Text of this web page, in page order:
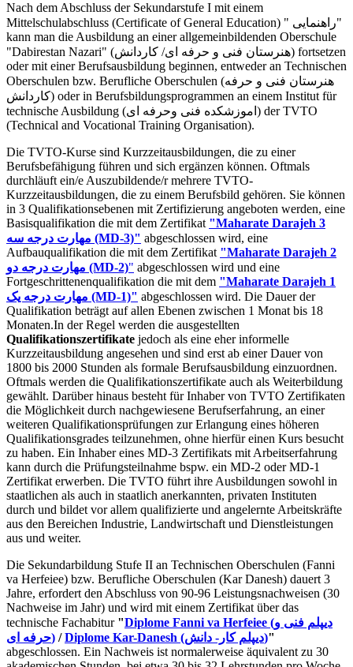
Nach dem Abschluss der Sekundarstufe I mit einem
Mittelschulabschluss (Certificate of General Education) " راهنمایی"
kann man die Ausbildung an einer allgemeinbildenden Oberschule
"Dabirestan Nazari" (هنرستان فنی و حرفه ای/ کاردانش) fortsetzen
oder mit einer Berufsausbildung beginnen, entweder an Technischen
Oberschulen bzw. Berufliche Oberschulen (هنرستان فنی و حرفه
کاردانش) oder in Berufsbildungsprogrammen an einem Institut für
technische Ausbildung (اموزشکده فنی وحرفه ای) der TVTO
(Technical and Vocational Training Organisation).
Die TVTO-Kurse sind Kurzzeitausbildungen, die zu einer
Berufsbefähigung führen und sich ergänzen können. Oftmals
durchläuft ein/e Auszubildende/r mehrere TVTO-
Kurzzeitausbildungen, die zu einem Berufsbild gehören. Sie können
in 3 Qualifikationsebenen mit Zertifizierung angeboten werden, eine
Basisqualifikation die mit dem Zertifikat "Maharate Darajeh 3
مهارت درجه سه (MD-3)" abgeschlossen wird, eine
Aufbauqualifikation die mit dem Zertifikat "Maharate Darajeh 2
مهارت درجه دو (MD-2)" abgeschlossen wird und eine
Fortgeschrittenenqualifikation die mit dem "Maharate Darajeh 1
مهارت درجه یک (MD-1)" abgeschlossen wird. Die Dauer der
Qualifikation beträgt auf allen Ebenen zwischen 1 Monat bis 18
Monaten.In der Regel werden die ausgestellten
Qualifikationszertifikate jedoch als eine eher informelle
Kurzzeitausbildung angesehen und sind erst ab einer Dauer von
1800 bis 2000 Stunden als formale Berufsausbildung einzuordnen.
Oftmals werden die Qualifikationszertifikate auch als Weiterbildung
gewählt. Darüber hinaus besteht für Inhaber von TVTO Zertifikaten
die Möglichkeit durch nachgewiesene Berufserfahrung, an einer
weiteren Qualifikationsprüfungen zur Erlangung eines höheren
Qualifikationsgrades teilzunehmen, ohne hierfür einen Kurs besucht
zu haben. Ein Inhaber eines MD-3 Zertifikats mit Arbeitserfahrung
kann durch die Prüfungsteilnahme bspw. ein MD-2 oder MD-1
Zertifikat erwerben. Die TVTO führt ihre Ausbildungen sowohl in
staatlichen als auch in staatlich anerkannten, privaten Instituten
durch und bildet vor allem qualifizierte und angelernte Arbeitskräfte
aus den Bereichen Industrie, Landwirtschaft und Dienstleistungen
aus und weiter.
Die Sekundarbildung Stufe II an Technischen Oberschulen (Fanni
va Herfeiee) bzw. Berufliche Oberschulen (Kar Danesh) dauert 3
Jahre, erfordert den Abschluss von 90-96 Leistungsnachweisen (30
Nachweise im Jahr) und wird mit einem Zertifikat über das
technische Fachabitur"Diplome Fanni va Herfeiee (دیپلم فنی و
حرفه ای) / Diplome Kar-Danesh (دیپلم کار- دانش)"
abgeschlossen. Ein Nachweis ist normalerweise äquivalent zu 30